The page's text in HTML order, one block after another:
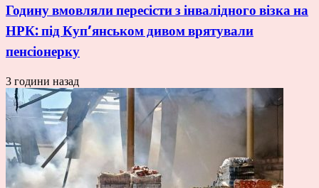
Годину вмовляли пересісти з інвалідного візка на
НРК: під Куп’янськом дивом врятували
пенсіонерку
3 години назад